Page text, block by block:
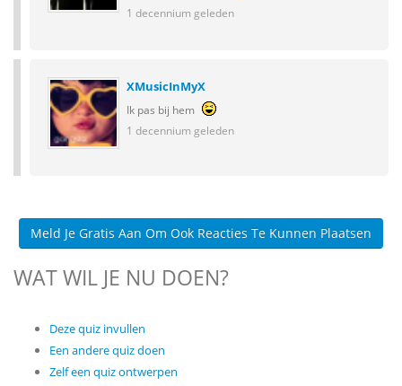
1 decennium geleden
XMusicInMyX
Ik pas bij hem
1 decennium geleden
Meld Je Gratis Aan Om Ook Reacties Te Kunnen Plaatsen
WAT WIL JE NU DOEN?
Deze quiz invullen
Een andere quiz doen
Zelf een quiz ontwerpen